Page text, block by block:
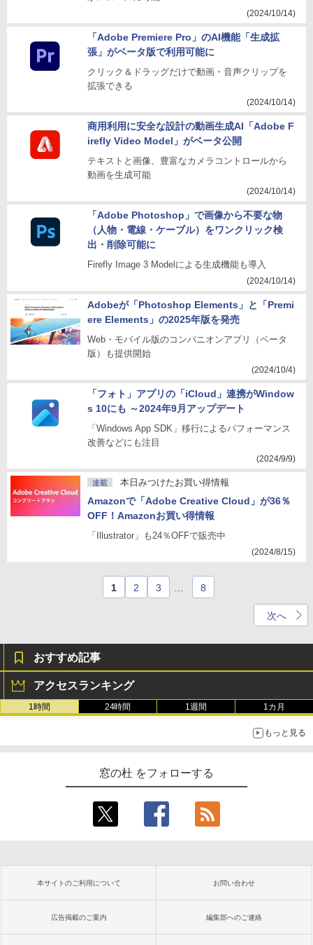
(2024/10/14)
「Adobe Premiere Pro」のAI機能「生成拡
張」がベータ版で利用可能に
クリック＆ドラッグだけで動画・音声クリップを
拡張できる
(2024/10/14)
商用利用に安全な設計の動画生成AI「Adobe F
irefly Video Model」がベータ公開
テキストと画像、豊富なカメラコントロールから
動画を生成可能
(2024/10/14)
「Adobe Photoshop」で画像から不要な物
（人物・電線・ケーブル）をワンクリック検
出・削除可能に
Firefly Image 3 Modelによる生成機能も導入
(2024/10/14)
Adobeが「Photoshop Elements」と「Premi
ere Elements」の2025年版を発売
Web・モバイル版のコンパニオンアプリ（ベータ
版）も提供開始
(2024/10/4)
「フォト」アプリの「iCloud」連携がWindow
s 10にも ～2024年9月アップデート
「Windows App SDK」移行によるパフォーマンス
改善などにも注目
(2024/9/9)
連載 本日みつけたお買い得情報
Amazonで「Adobe Creative Cloud」が36％
OFF！Amazonお買い得情報
「Illustrator」も24％OFFで販売中
(2024/8/15)
1 2 3 8
次へ
おすすめ記事
アクセスランキング
1時間 24時間 1週間 1カ月
もっと見る
窓の杜 をフォローする
本サイトのご利用について お問い合わせ
広告掲載のご案内 編集部へのご連絡